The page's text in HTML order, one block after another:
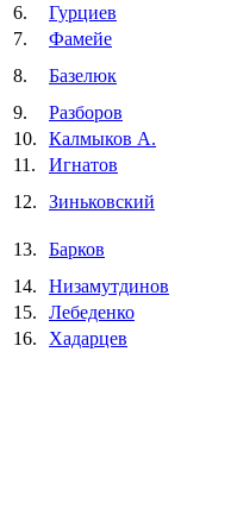
6.
Гурциев
7.
Фамейе
8.
Базелюк
9.
Разборов
10.
Калмыков А.
11.
Игнатов
12.
Зиньковский
13. Барков
14.
Низамутдинов
15.
Лебеденко
16.
Хадарцев